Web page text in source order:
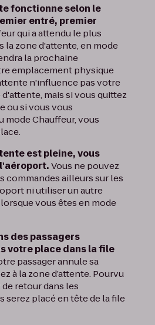
fonctionne selon le
entré, premier
qui a attendu le plus
la zone d'attente, en mode
la prochaine
emplacement physique
n'influence pas votre
mais si vous quittez
ou si vous vous
mode Chauffeur, vous
est pleine, vous
Vous ne pouvez
commandes ailleurs sur les
ni utiliser un autre
vous êtes en mode
des passagers
votre place dans la file
passager annule sa
à la zone d’attente. Pourvu
retour dans les
serez placé en tête de la file